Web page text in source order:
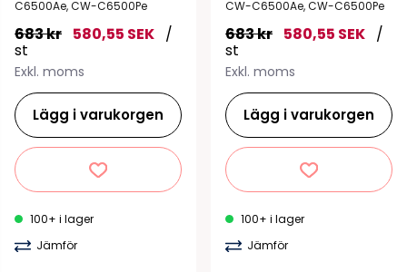
C6500Ae, CW-C6500Pe
683 kr 580,55 SEK /
st
Exkl. moms
Lägg i varukorgen
100+ i lager
Jämför
CW-C6500Ae, CW-C6500Pe
683 kr 580,55 SEK /
st
Exkl. moms
Lägg i varukorgen
100+ i lager
Jämför